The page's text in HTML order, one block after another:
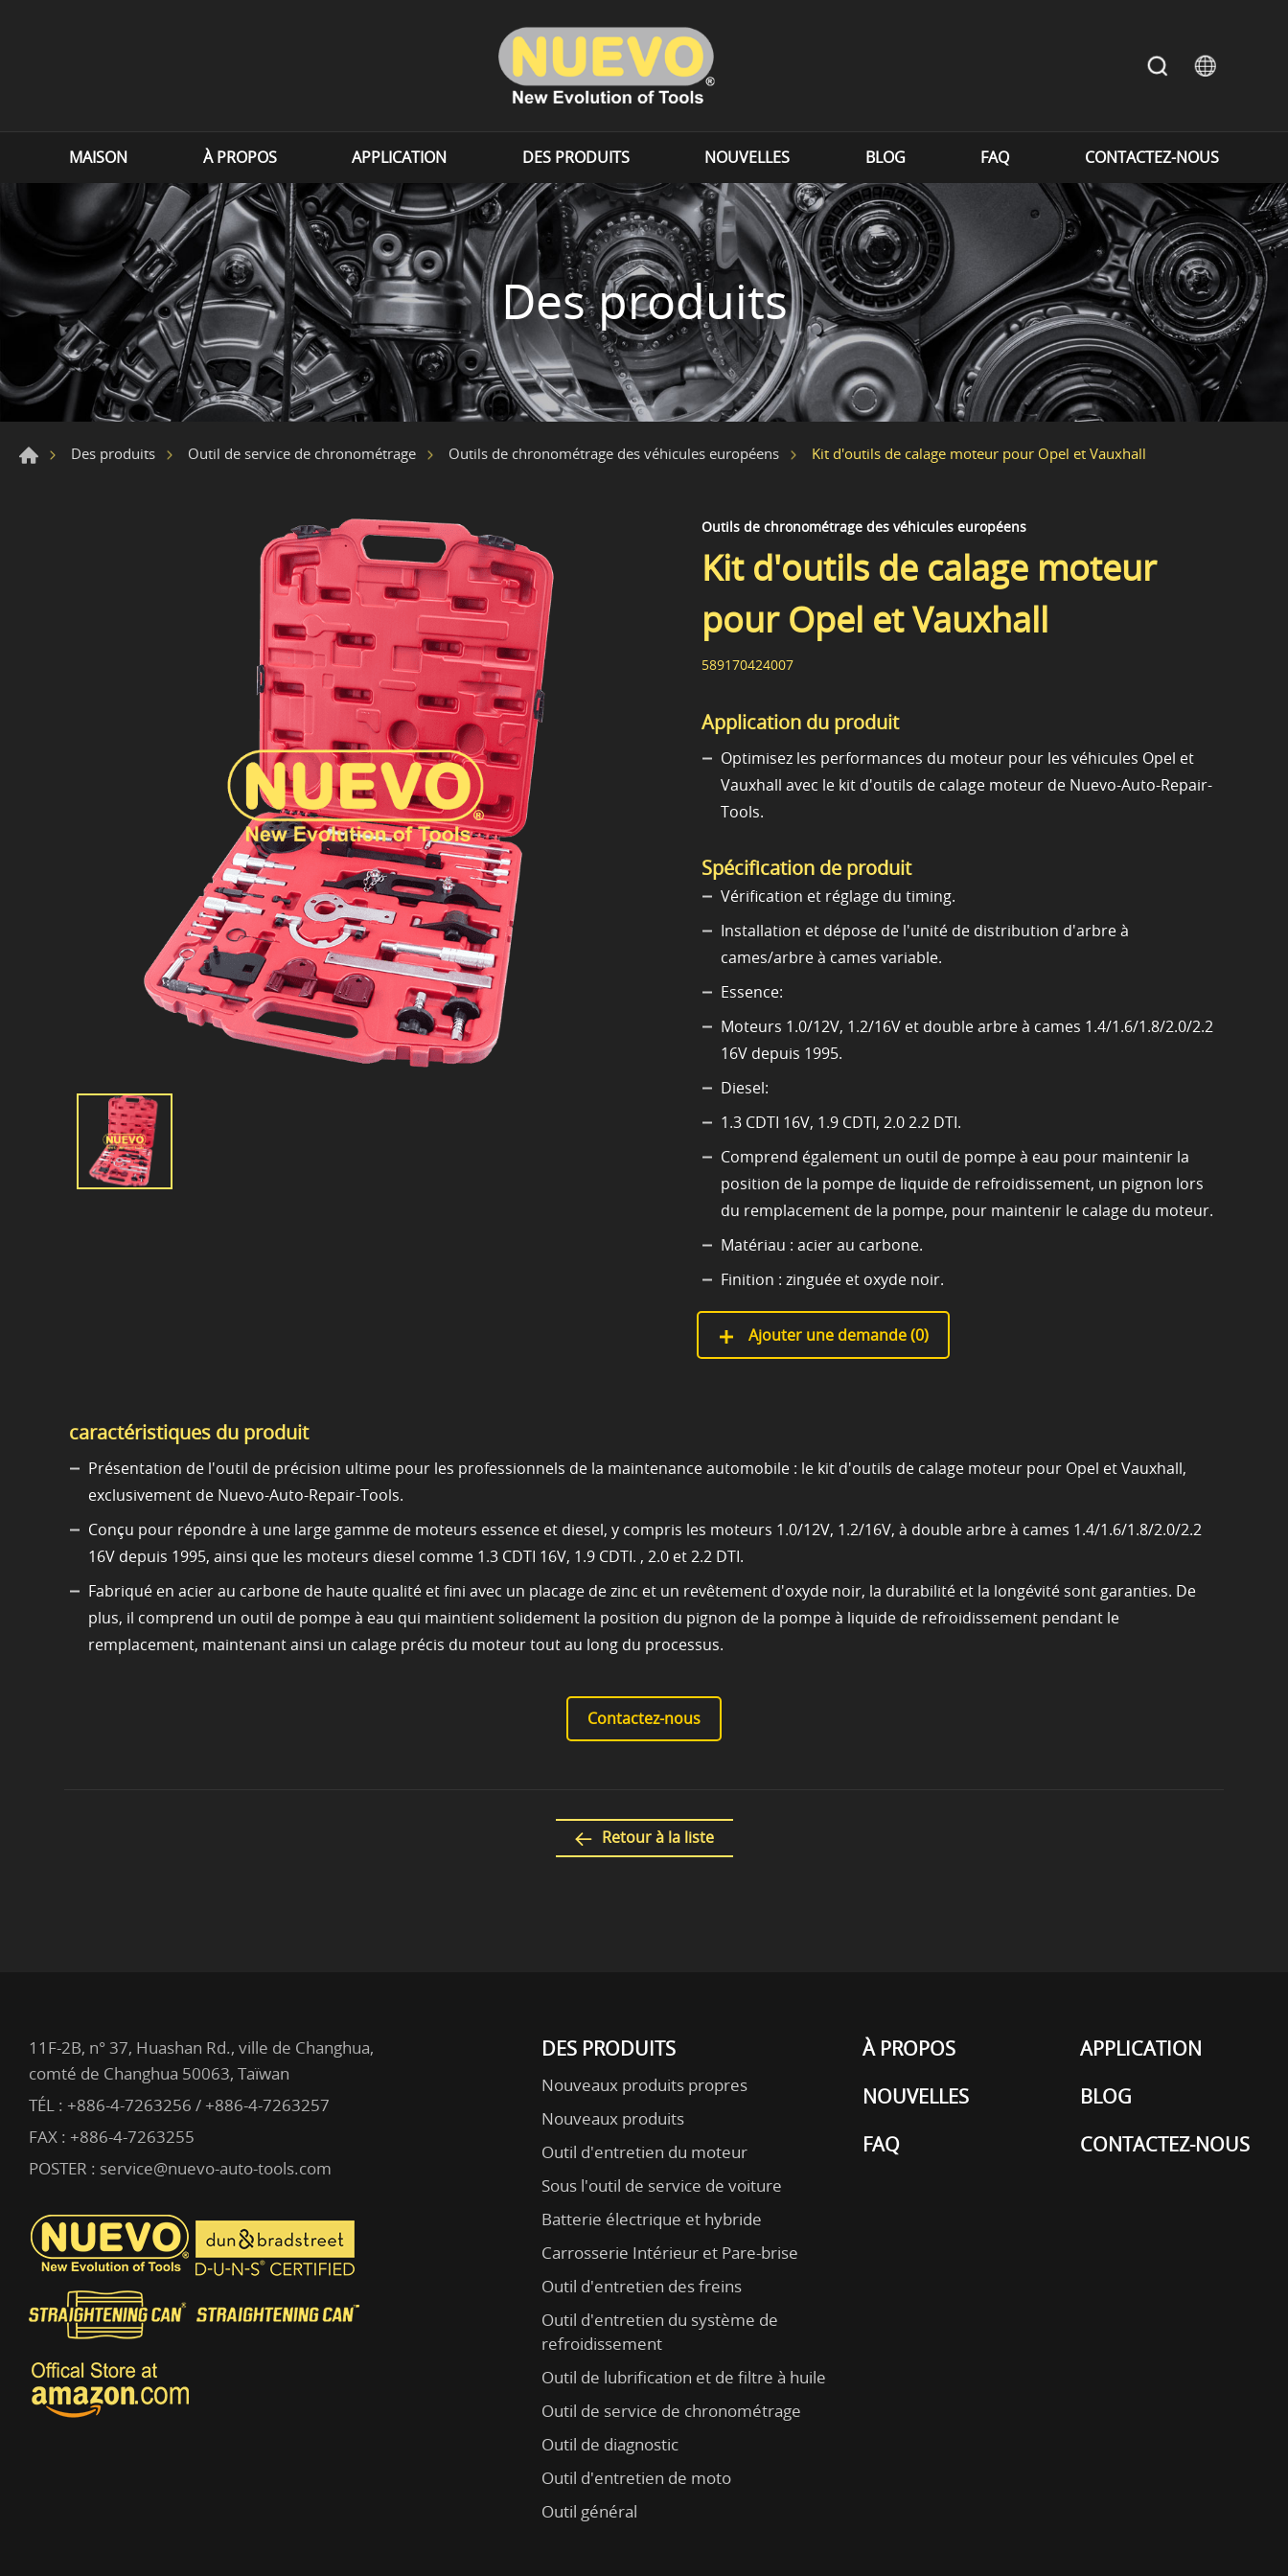
MAISON À PROPOS APPLICATION DES PRODUITS NOUVELLES BLOG FAQ CONTACTEZ-NOUS
Des produits
Des produits Outil de service de chronométrage Outils de chronométrage des véhicules européens Kit d'outils de calage moteur pour Opel et Vauxhall
Outils de chronométrage des véhicules européens
Kit d'outils de calage moteur
pour Opel et Vauxhall
589170424007
Application du produit
Optimisez les performances du moteur pour les véhicules Opel et
Vauxhall avec le kit d'outils de calage moteur de Nuevo-Auto-Repair-
Tools.
Spécification de produit
Vérification et réglage du timing.
Installation et dépose de l'unité de distribution d'arbre à
cames/arbre à cames variable.
Essence:
Moteurs 1.0/12V, 1.2/16V et double arbre à cames 1.4/1.6/1.8/2.0/2.2
16V depuis 1995.
Diesel:
1.3 CDTI 16V, 1.9 CDTI, 2.0 2.2 DTI.
Comprend également un outil de pompe à eau pour maintenir la
position de la pompe de liquide de refroidissement, un pignon lors
du remplacement de la pompe, pour maintenir le calage du moteur.
Matériau : acier au carbone.
Finition : zinguée et oxyde noir.
Ajouter une demande (0)
caractéristiques du produit
Présentation de l'outil de précision ultime pour les professionnels de la maintenance automobile : le kit d'outils de calage moteur pour Opel et Vauxhall,
exclusivement de Nuevo-Auto-Repair-Tools.
Conçu pour répondre à une large gamme de moteurs essence et diesel, y compris les moteurs 1.0/12V, 1.2/16V, à double arbre à cames 1.4/1.6/1.8/2.0/2.2
16V depuis 1995, ainsi que les moteurs diesel comme 1.3 CDTI 16V, 1.9 CDTI. , 2.0 et 2.2 DTI.
Fabriqué en acier au carbone de haute qualité et fini avec un placage de zinc et un revêtement d'oxyde noir, la durabilité et la longévité sont garanties. De
plus, il comprend un outil de pompe à eau qui maintient solidement la position du pignon de la pompe à liquide de refroidissement pendant le
remplacement, maintenant ainsi un calage précis du moteur tout au long du processus.
Contactez-nous
Retour à la liste
DES PRODUITS
Nouveaux produits propres
Nouveaux produits
Outil d'entretien du moteur
Sous l'outil de service de voiture
Batterie électrique et hybride
Carrosserie Intérieur et Pare-brise
Outil d'entretien des freins
Outil d'entretien du système de
refroidissement
Outil de lubrification et de filtre à huile
Outil de service de chronométrage
Outil de diagnostic
Outil d'entretien de moto
Outil général
À PROPOS
APPLICATION
NOUVELLES
BLOG
FAQ
CONTACTEZ-NOUS
11F-2B, n° 37, Huashan Rd., ville de Changhua,
comté de Changhua 50063, Taïwan
TÉL : +886-4-7263256 / +886-4-7263257
FAX : +886-4-7263255
POSTER : service@nuevo-auto-tools.com